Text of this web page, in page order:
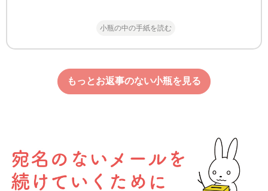
小瓶の中の手紙を読む
もっとお返事のない小瓶を見る